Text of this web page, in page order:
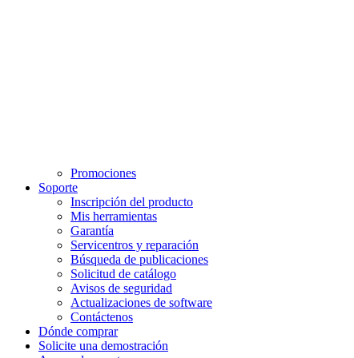
Promociones
Soporte
Inscripción del producto
Mis herramientas
Garantía
Servicentros y reparación
Búsqueda de publicaciones
Solicitud de catálogo
Avisos de seguridad
Actualizaciones de software
Contáctenos
Dónde comprar
Solicite una demostración